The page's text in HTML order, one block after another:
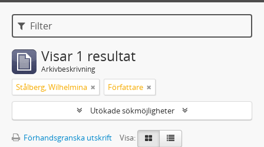
Filter
Visar 1 resultat
Arkivbeskrivning
Stålberg, Wilhelmina Författare
Utökade sökmöjligheter
Förhandsgranska utskrift
Visa: